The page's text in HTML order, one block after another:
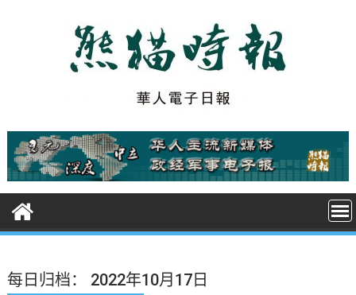
t
每日归档： 2022年10月17日